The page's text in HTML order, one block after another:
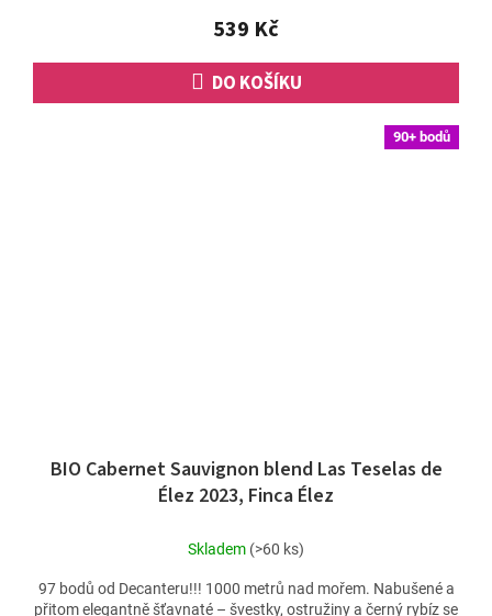
539 Kč
DO KOŠÍKU
90+ bodů
BIO Cabernet Sauvignon blend Las Teselas de
Élez 2023, Finca Élez
Skladem (>60 ks)
97 bodů od Decanteru!!! 1000 metrů nad mořem. Nabušené a
přitom elegantně šťavnaté – švestky, ostružiny a černý rybíz se